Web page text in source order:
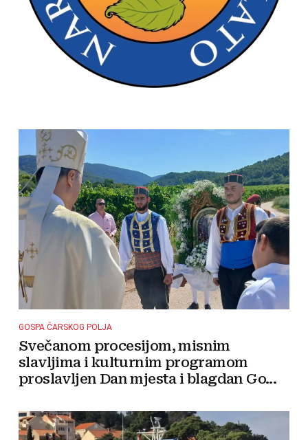
GOSPA ČARSKOG POLJA
Svečanom procesijom, misnim
slavljima i kulturnim programom
proslavljen Dan mjesta i blagdan Go...